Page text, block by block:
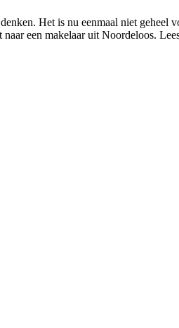
Het is nu eenmaal niet geheel
een makelaar uit Noordeloos.